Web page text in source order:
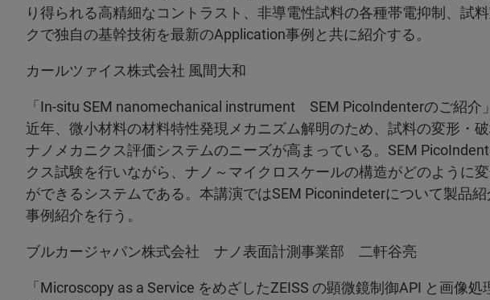
り得られる高精細なコントラスト、非導電性試料の各種帯電抑制、試
クで独自の基幹技術を最新のApplication事例と共に紹介する。
カールツァイス株式会社 風間大和
「In-situ SEM nanomechanical instrument SEM PicoIndenterのご紹介
近年、微小材料の材料特性発現メカニズム解明のため、試料の変形・
ナノメカニクス評価システムのニーズが高まっている。SEM
クス試験を行いながら、ナノ～マイクロスケールの構造がどのように
ができるシステムである。本講演ではSEM Piconindeterについて製品
事例紹介を行う。
ブルカージャパン株式会社 ナノ表面計測事業部 二軒谷亮
「Microscopy as a Service をめざしたZEISS の顕微鏡制御API と画像